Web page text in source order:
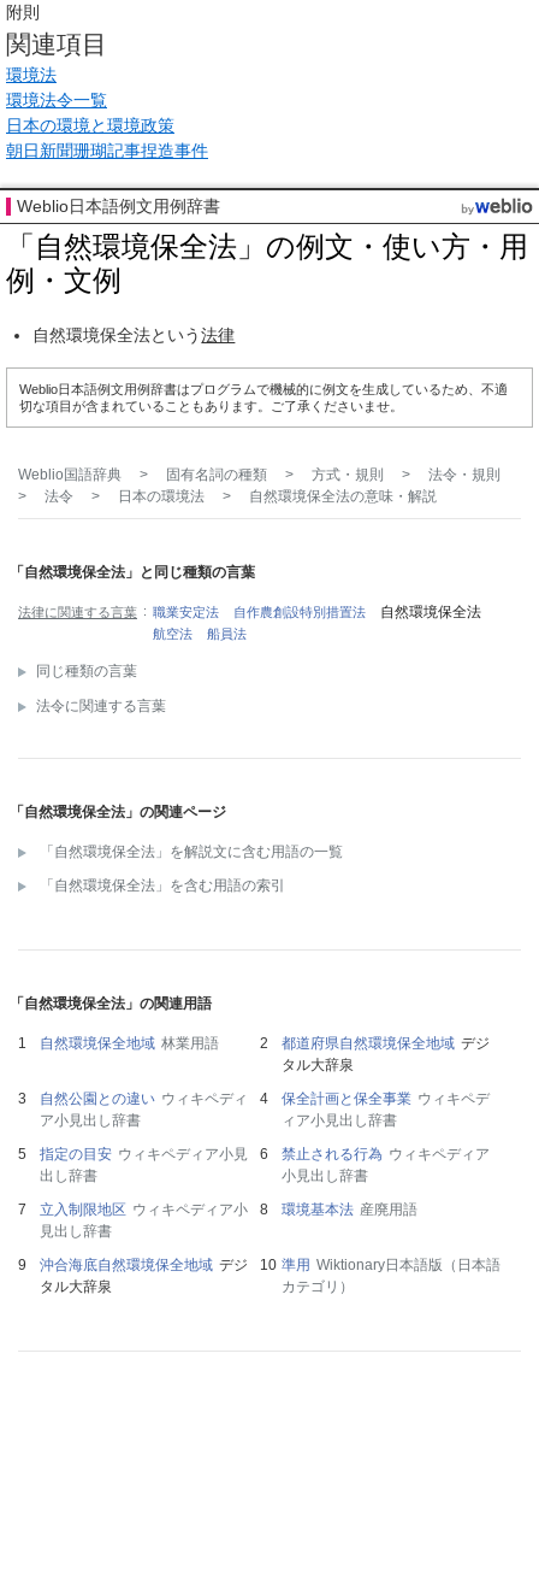
附則
関連項目
環境法
環境法令一覧
日本の環境と環境政策
朝日新聞珊瑚記事捏造事件
Weblio日本語例文用例辞書
「自然環境保全法」の例文・使い方・用
例・文例
自然環境保全法という法律
Weblio日本語例文用例辞書はプログラムで機械的に例文を生成しているため、不適
切な項目が含まれていることもあります。ご了承くださいませ。
Weblio国語辞典 > 固有名詞の種類 > 方式・規則 >
法令・規則
>
法令 > 日本の環境法 > 自然環境保全法の意味・解説
「自然環境保全法」と同じ種類の言葉
法律に関連する言葉 職業安定法 自作農創設特別措置法 自然環境保全法
航空法 船員法
同じ種類の言葉
法令に関連する言葉
「自然環境保全法」の関連ページ
「自然環境保全法」を解説文に含む用語の一覧
「自然環境保全法」を含む用語の索引
「自然環境保全法」の関連用語
自然環境保全地域 林業用語 都道府県自然環境保全地域 デジ
タル大辞泉
自然公園との違い ウィキペディ
ア小見出し辞書
保全計画と保全事業 ウィキペデ
ィア小見出し辞書
指定の目安 ウィキペディア小見
出し辞書
禁止される行為 ウィキペディア
小見出し辞書
立入制限地区 ウィキペディア小
見出し辞書
環境基本法 産廃用語
沖合海底自然環境保全地域 デジ
タル大辞泉
準用 Wiktionary日本語版（日本語
カテゴリ）